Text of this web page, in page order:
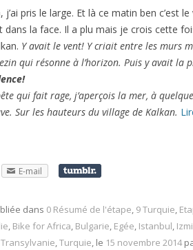
j’ai pris le large. Et là ce matin ben c’est
dans la face. Il a plu mais je crois cette
Y avait le vent! Y criait entre les murs
qui résonne à l’horizon. Puis y avait la
qui fait rage, j’aperçois la mer, à
Sur les hauteurs du village de Kalkan.
E-mail
dans 0 Résumé de l'étape, 9 Turquie,
, Bike for Africa, Bulgarie, Egée, Istanbul,
Transylvanie,Turquie, le 15 novembre 2014